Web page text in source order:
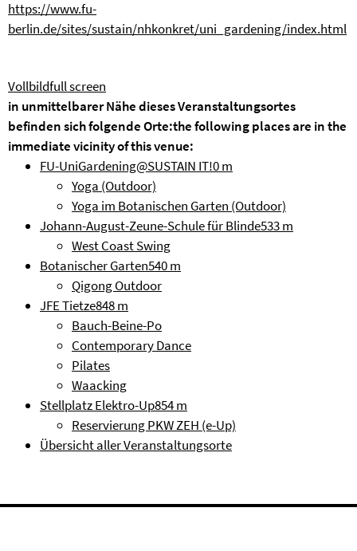
https://www.fu-
berlin.de/sites/sustain/nhkonkret/uni_gardening/index.html
Vollbildfull screen
in unmittelbarer Nähe dieses Veranstaltungsortes
befinden sich folgende Orte:the following places are in the
immediate vicinity of this venue:
FU-UniGardening@SUSTAIN IT!0 m
Yoga (Outdoor)
Yoga im Botanischen Garten (Outdoor)
Johann-August-Zeune-Schule für Blinde533 m
West Coast Swing
Botanischer Garten540 m
Qigong Outdoor
JFE Tietze848 m
Bauch-Beine-Po
Contemporary Dance
Pilates
Waacking
Stellplatz Elektro-Up854 m
Reservierung PKW ZEH (e-Up)
Übersicht aller Veranstaltungsorte